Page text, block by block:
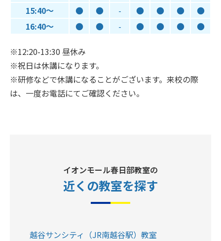
15:40～
● ● - ● ● ●
●
16:40～
● ● - ● ● ● ●
※12:20-13:30 昼休み
※祝日は休講になります。
※研修などで休講になることがございます。来校の際
は、一度お電話にてご確認ください。
イオンモール春日部教室の
近くの教室を探す
越谷サンシティ（JR南越谷駅）教室